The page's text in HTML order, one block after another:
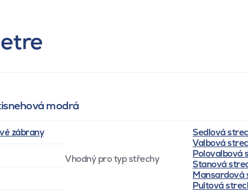
modrá
zábrany
Vhodný pro typ střechy
Sedlová
Valbová
Polovalbová
Stanová
Mansardová
Pultová